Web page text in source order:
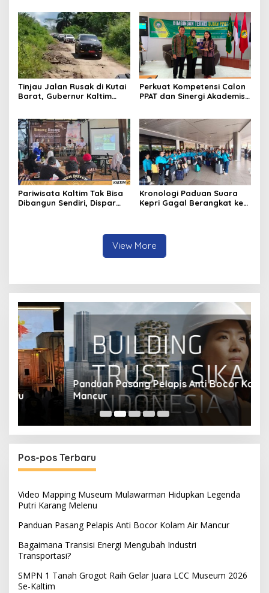
Tinjau Jalan Rusak di Kutai
Barat, Gubernur Kaltim
Perkuat Kompetensi Calon
PPAT dan Sinergi Akademis,
Pariwisata Kaltim Tak Bisa
Dibangun Sendiri, Dispar
Kronologi Paduan Suara
Kepri Gagal Berangkat ke
View More
Panduan Pasang Pelapis Anti Bocor Kolam Air
Mancur
Pos-pos Terbaru
Video Mapping Museum Mulawarman Hidupkan Legenda
Putri Karang Melenu
Panduan Pasang Pelapis Anti Bocor Kolam Air Mancur
Bagaimana Transisi Energi Mengubah Industri
Transportasi?
SMPN 1 Tanah Grogot Raih Gelar Juara LCC Museum 2026
Se-Kaltim